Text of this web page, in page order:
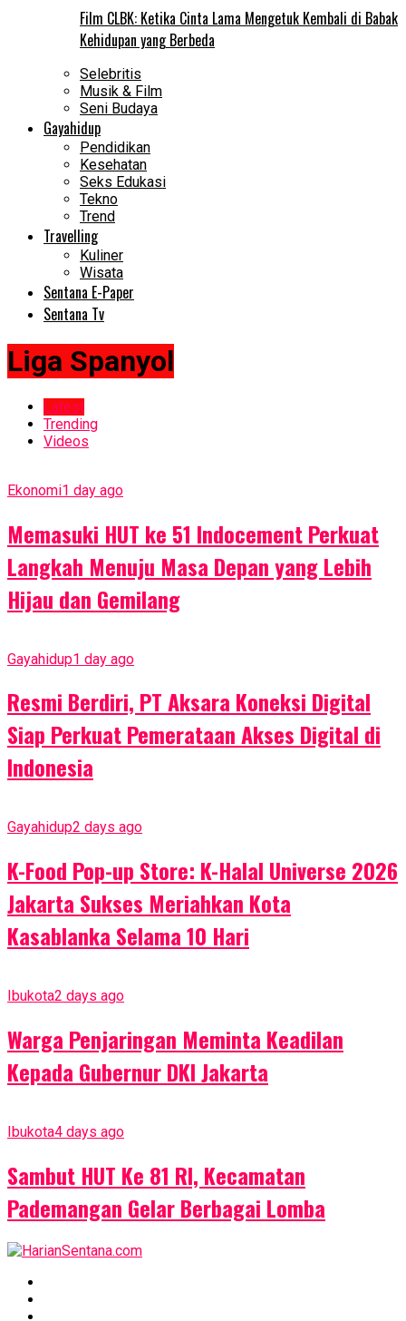
Film CLBK: Ketika Cinta Lama Mengetuk Kembali di Babak
Kehidupan yang Berbeda
Selebritis
Musik & Film
Seni Budaya
Gayahidup
Pendidikan
Kesehatan
Seks Edukasi
Tekno
Trend
Travelling
Kuliner
Wisata
Sentana E-Paper
Sentana Tv
Liga Spanyol
Latest
Trending
Videos
Ekonomi1 day ago
Memasuki HUT ke 51 Indocement Perkuat
Langkah Menuju Masa Depan yang Lebih
Hijau dan Gemilang
Gayahidup1 day ago
Resmi Berdiri, PT Aksara Koneksi Digital
Siap Perkuat Pemerataan Akses Digital di
Indonesia
Gayahidup2 days ago
K-Food Pop-up Store: K-Halal Universe 2026
Jakarta Sukses Meriahkan Kota
Kasablanka Selama 10 Hari
Ibukota2 days ago
Warga Penjaringan Meminta Keadilan
Kepada Gubernur DKI Jakarta
Ibukota4 days ago
Sambut HUT Ke 81 RI, Kecamatan
Pademangan Gelar Berbagai Lomba